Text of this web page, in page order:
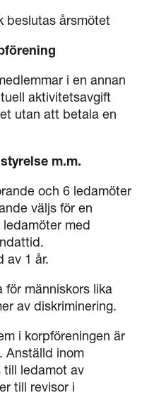
beslutas årsmötet
i en annan
aktivitetsavgift
utan att betala en
m.m.
och 6 ledamöter
väljs för en
med
av 1 år.
för människors lika
av diskriminering.
i korpföreningen är
Anställd inom
till ledamot av
till revisor i